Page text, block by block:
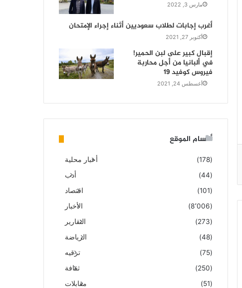
مارس 3, 2022
أغرب إجابات لطلاب سعوديين أثناء إجراء الإمتحان
أكتوبر 27, 2021
إقبال كبير على لبن الحمير!
في ألبانيا من أجل محاربة
فيروس كوفيد 19
أغسطس 24, 2021
أقسام الموقع
أخبار محلية
(178)
أدب
(44)
اقتصاد
(101)
الأخبار
(8٬006)
التقارير
(273)
الرياضة
(48)
ترقيه
(75)
ثقافة
(250)
مقابلات
(51)